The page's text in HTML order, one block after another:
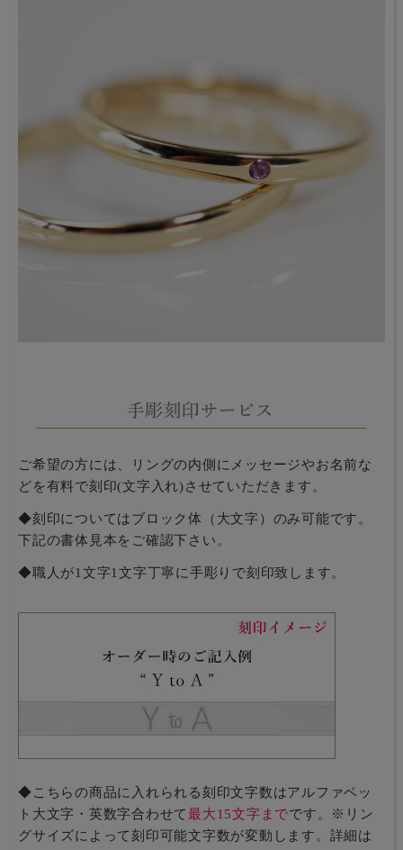
ご希望の方には、リングの内側にメッセージやお名前な
どを有料で刻印(文字入れ)させていただきます。
◆刻印についてはブロック体（大文字）のみ可能です。
下記の書体見本をご確認下さい。
◆職人が1文字1文字丁寧に手彫りで刻印致します。
◆こちらの商品に入れられる刻印文字数はアルファベッ
ト大文字・英数字合わせて最大15文字までです。※リン
グサイズによって刻印可能文字数が変動します。詳細は